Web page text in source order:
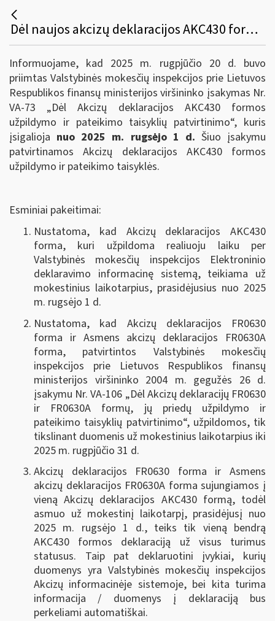
Dėl naujos akcizų deklaracijos AKC430 formos patvirtinimo, pildymo ir pateikimo
Informuojame, kad 2025 m. rugpjūčio 20 d. buvo
priimtas Valstybinės mokesčių inspekcijos prie Lietuvos
Respublikos finansų ministerijos viršininko įsakymas Nr.
VA-73 „Dėl Akcizų deklaracijos AKC430 formos
užpildymo ir pateikimo taisyklių patvirtinimo“, kuris
įsigalioja nuo 2025 m. rugsėjo 1 d. Šiuo įsakymu
patvirtinamos Akcizų deklaracijos AKC430 formos
užpildymo ir pateikimo taisyklės.
Esminiai pakeitimai:
Nustatoma, kad Akcizų deklaracijos AKC430
forma, kuri užpildoma realiuoju laiku per
Valstybinės mokesčių inspekcijos Elektroninio
deklaravimo informacinę sistemą, teikiama už
mokestinius laikotarpius, prasidėjusius nuo 2025
m. rugsėjo 1 d.
Nustatoma, kad Akcizų deklaracijos FR0630
forma ir Asmens akcizų deklaracijos FR0630A
forma, patvirtintos Valstybinės mokesčių
inspekcijos prie Lietuvos Respublikos finansų
ministerijos viršininko 2004 m. gegužės 26 d.
įsakymu Nr. VA-106 „Dėl Akcizų deklaracijų FR0630
ir FR0630A formų, jų priedų užpildymo ir
pateikimo taisyklių patvirtinimo“, užpildomos, tik
tikslinant duomenis už mokestinius laikotarpius iki
2025 m. rugpjūčio 31 d.
Akcizų deklaracijos FR0630 forma ir Asmens
akcizų deklaracijos FR0630A forma sujungiamos į
vieną Akcizų deklaracijos AKC430 formą, todėl
asmuo už mokestinį laikotarpį, prasidėjusį nuo
2025 m. rugsėjo 1 d., teiks tik vieną bendrą
AKC430 formos deklaraciją už visus turimus
statusus. Taip pat deklaruotini įvykiai, kurių
duomenys yra Valstybinės mokesčių inspekcijos
Akcizų informacinėje sistemoje, bei kita turima
informacija / duomenys į deklaraciją bus
perkeliami automatiškai.